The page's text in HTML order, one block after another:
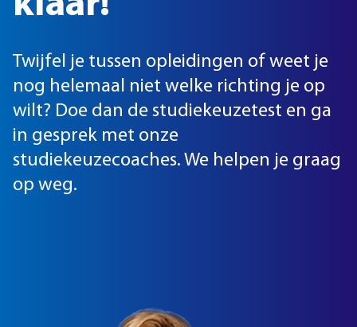
Twijfel je tussen opleidingen of weet je
nog helemaal niet welke richting je op
wilt? Doe dan de studiekeuzetest en ga
in gesprek met onze
studiekeuzecoaches. We helpen je graag
op weg.